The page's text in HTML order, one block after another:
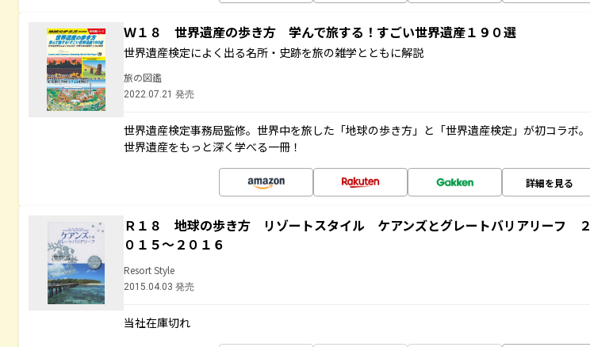
Ｗ１８ 世界遺産の歩き方 学んで旅する！すごい世界遺産１９０選
世界遺産検定によく出る名所・史跡を旅の雑学とともに解説
旅の図鑑
2022.07.21 発売
世界遺産検定事務局監修。世界中を旅した「地球の歩き方」と「世界遺産検定」が初コラボ。
世界遺産をもっと深く学べる一冊！
詳細を見る
Ｒ１８ 地球の歩き方 リゾートスタイル ケアンズとグレートバリアリーフ ２
０１５～２０１６
Resort Style
2015.04.03 発売
当社在庫切れ